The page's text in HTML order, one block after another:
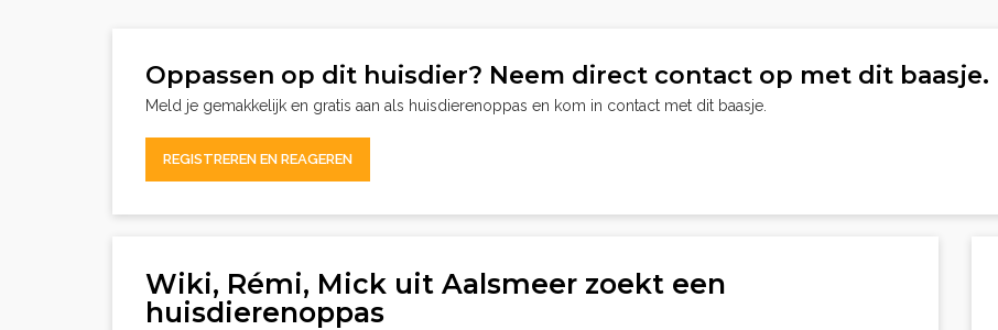
Oppassen op dit huisdier? Neem direct contact op met dit baasje.
Meld je gemakkelijk en gratis aan als huisdierenoppas en kom in contact met dit baasje.
REGISTREREN EN REAGEREN
Wiki, Rémi, Mick uit Aalsmeer zoekt een
huisdierenoppas